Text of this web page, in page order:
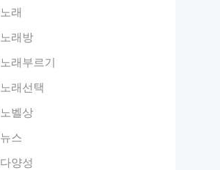
노래
노래방
노래부르기
노래선택
노벨상
뉴스
다양성